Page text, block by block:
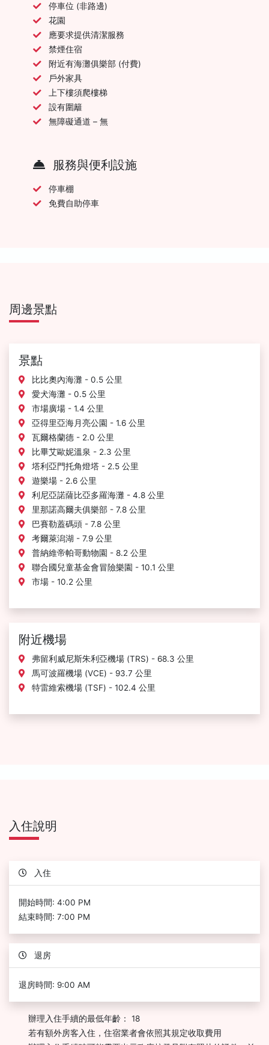
停車位 (非路邊)
花園
應要求提供清潔服務
禁煙住宿
附近有海灘俱樂部 (付費)
戶外家具
上下樓須爬樓梯
設有圍籬
無障礙通道 – 無
服務與便利設施
停車棚
免費自助停車
周邊景點
景點
比比奧內海灘 - 0.5 公里
愛犬海灘 - 0.5 公里
市場廣場 - 1.4 公里
亞得里亞海月亮公園 - 1.6 公里
瓦爾格蘭德 - 2.0 公里
比畢艾歐妮溫泉 - 2.3 公里
塔利亞門托角燈塔 - 2.5 公里
遊樂場 - 2.6 公里
利尼亞諾薩比亞多羅海灘 - 4.8 公里
里那諾高爾夫俱樂部 - 7.8 公里
巴賽勒蓋碼頭 - 7.8 公里
考爾萊潟湖 - 7.9 公里
普納維帝帕哥動物園 - 8.2 公里
聯合國兒童基金會冒險樂園 - 10.1 公里
市場 - 10.2 公里
附近機場
弗留利威尼斯朱利亞機場 (TRS) - 68.3 公里
馬可波羅機場 (VCE) - 93.7 公里
特雷維索機場 (TSF) - 102.4 公里
入住說明
入住
開始時間: 4:00 PM
結束時間: 7:00 PM
退房
退房時間: 9:00 AM
辦理入住手續的最低年齡： 18
若有額外房客入住，住宿業者會依照其規定收取費用